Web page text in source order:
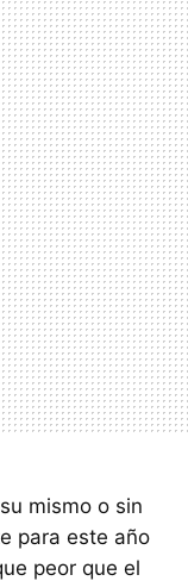
mismo o sin
para este año
peor que el